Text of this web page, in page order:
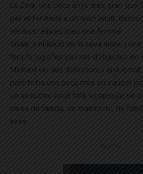
La Zina, uns pocs anys més gran que
per ell l’entrada a un món adult,
sensual: ella es creu una femme
fatale , a imitació de la seva mare, i
fent fotografies parcials d’objectes en
Michael viu des d’aleshores
però hi ha una peça més en aquest
un seductor innat farà replantejar-se
idees de família, de matrimoni, de
sexe.
Publicitat